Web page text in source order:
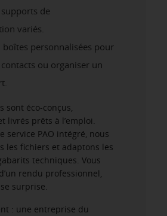
de
variés.
boîtes personnalisées pour
ou organiser un
sont éco-conçus,
livrés prêts à l’emploi.
service PAO intégré, nous
les fichiers et adaptons les
techniques. Vous
rendu professionnel,
surprise.
: une entreprise du